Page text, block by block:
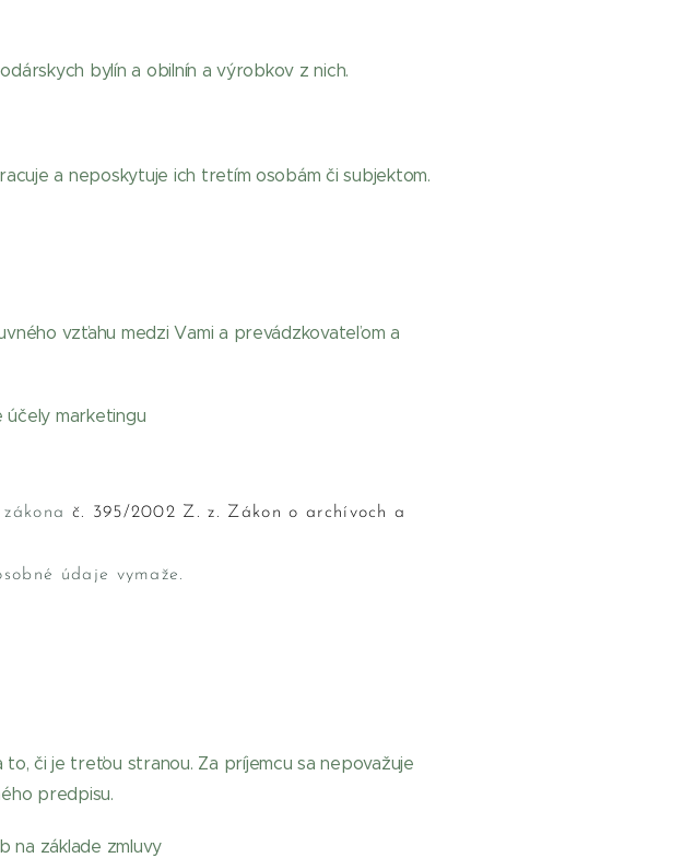
bylín a obilnín a výrobkov z nich.
a neposkytuje ich tretím osobám či subjektom.
vzťahu medzi Vami a prevádzkovateľom a
účely marketingu
č. 395/2002 Z. z. Zákon o archívoch a
údaje vymaže.
to, či je treťou stranou. Za príjemcu sa nepovažuje
predpisu.
na základe zmluvy